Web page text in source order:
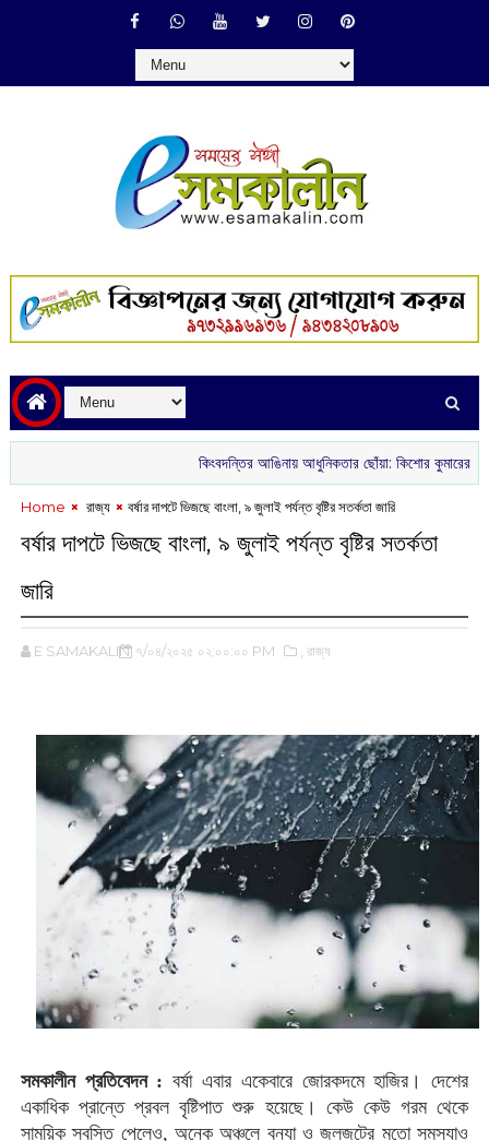
কিংবদন্তির আঙিনায় আধুনিকতার ছোঁয়া: কিশোর কুমারের ‘গৌরী কুঞ্জ’
Home ‌ রাজ্য বর্ষার দাপটে ভিজছে বাংলা, ৯ জুলাই পর্যন্ত বৃষ্টির সতর্কতা জারি
বর্ষার দাপটে ভিজছে বাংলা, ৯ জুলাই পর্যন্ত বৃষ্টির সতর্কতা
জারি
E SAMAKALIN ৭/০৪/২০২৫ ০২:০০:০০ PM ,‌ রাজ্য
সমকালীন প্রতিবেদন : বর্ষা এবার একেবারে জোরকদমে হাজির। দেশের
একাধিক প্রান্তে প্রবল বৃষ্টিপাত শুরু হয়েছে। কেউ কেউ গরম থেকে
সাময়িক স্বস্তি পেলেও, অনেক অঞ্চলে বন্যা ও জলজটের মতো সমস্যাও